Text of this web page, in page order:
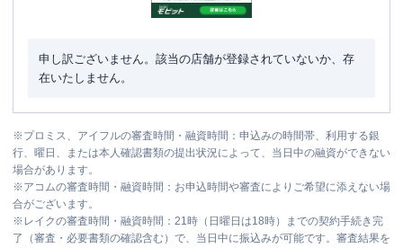
申し訳ございません。該当の店舗が登録されていないか、存
在いたしません。
※プロミス、アイフルの審査時間・融資時間：申込みの時間帯、利用する銀
行、曜日、または本人確認書類の提出状況によって、当日中の融資ができない
場合があります。
※アコムの審査時間・融資時間：お申込時間や審査によりご希望に添えない場
合がございます。
※ レイクの審査時間・融資時間：21時（日曜日は18時）までの契約手続き完
了（審査・必要書類の確認含む）で、当日中に振込みが可能です。審査結果を